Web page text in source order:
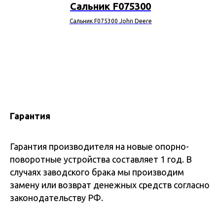
Сальник F075300
Сальник F075300 John Deere
Гарантия
Гарантия производителя на новые опорно-
поворотные устройства составляет 1 год. В
случаях заводского брака мы производим
замену или возврат денежных средств согласно
законодательству РФ.